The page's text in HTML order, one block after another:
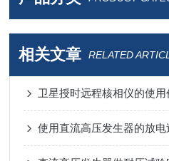
相关文章 RELATED
卫星授时远程核相仪的使用
使用直流高压发生器的放